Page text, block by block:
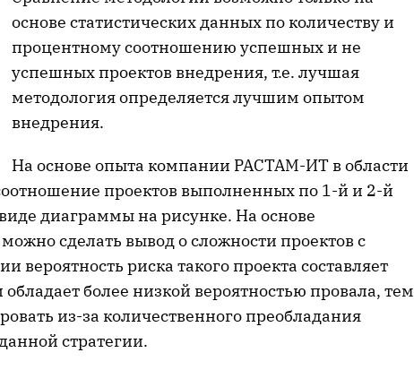
основе статистических данных по количеству и
процентному соотношению успешных и не
успешных проектов внедрения, т.е. лучшая
методология определяется лучшим опытом
внедрения.
На основе опыта компании РАСТАМ-ИТ в области
проектов выполненных по 1-й и 2-й
диаграммы на рисунке. На основе
сделать вывод о сложности проектов с
вероятность риска такого проекта составляет
более низкой вероятностью провала, тем
из-за количественного преобладания
стратегии.